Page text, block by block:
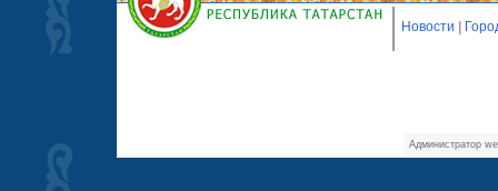
Новости
Администратор